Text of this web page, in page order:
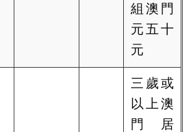
組澳門
元五十
元
三歲或
以上澳
門居